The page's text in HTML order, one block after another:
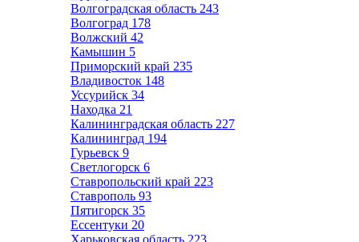
Волгоградская область 243
Волгоград 178
Волжский 42
Камышин 5
Приморский край 235
Владивосток 148
Уссурийск 34
Находка 21
Калининградская область 227
Калининград 194
Гурьевск 9
Светлогорск 6
Ставропольский край 223
Ставрополь 93
Пятигорск 35
Ессентуки 20
Харьковская область 223